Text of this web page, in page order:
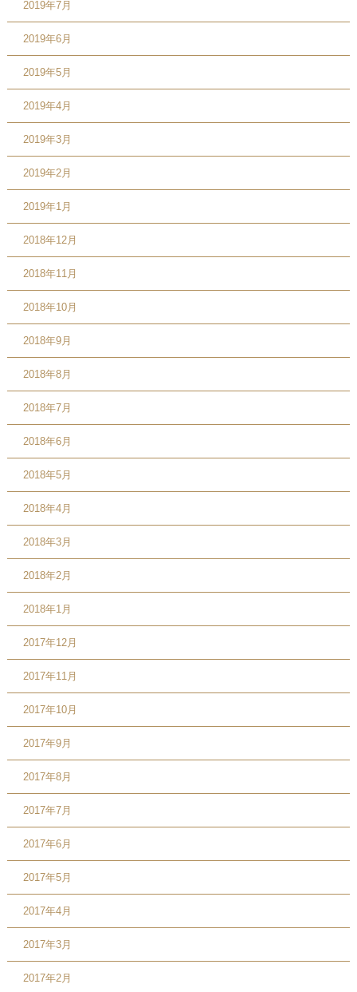
2019年7月
2019年6月
2019年5月
2019年4月
2019年3月
2019年2月
2019年1月
2018年12月
2018年11月
2018年10月
2018年9月
2018年8月
2018年7月
2018年6月
2018年5月
2018年4月
2018年3月
2018年2月
2018年1月
2017年12月
2017年11月
2017年10月
2017年9月
2017年8月
2017年7月
2017年6月
2017年5月
2017年4月
2017年3月
2017年2月